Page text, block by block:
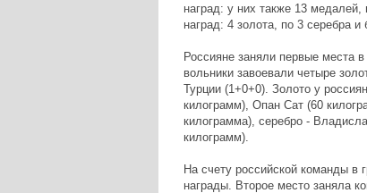
наград: у них также 13 медалей,
наград: 4 золота, по 3 серебра и
Россияне заняли первые места
вольники завоевали четыре
Турции (1+0+0). Золото у
килограмм), Опан Сат (60
килограмма), серебро -
килограмм).
На счету российской команды в
награды. Второе место заняла